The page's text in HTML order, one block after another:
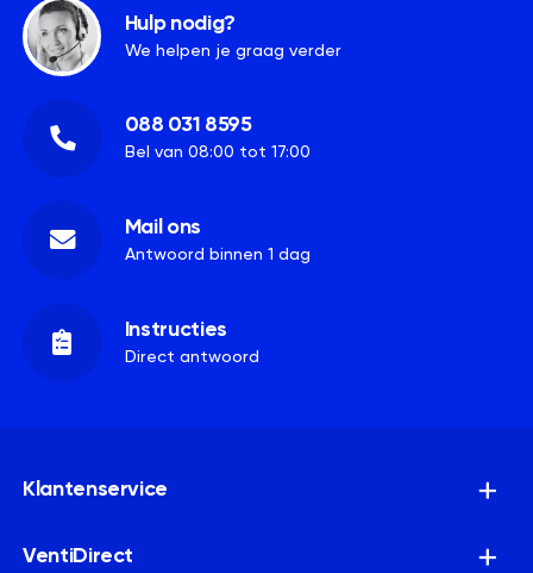
Hulp nodig?
We helpen je graag verder
088 031 8595
Bel van 08:00 tot 17:00
Mail ons
Antwoord binnen 1 dag
Instructies
Direct antwoord
Klantenservice
VentiDirect